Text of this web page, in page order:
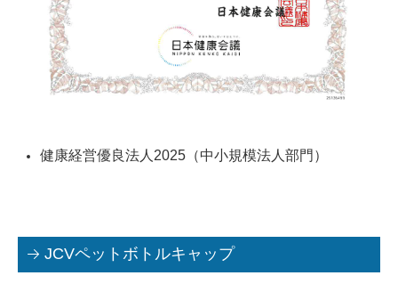
健康経営優良法人2025（中小規模法人部門）
JCVペットボトルキャップ